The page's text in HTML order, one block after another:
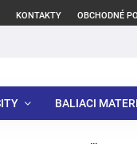
KONTAKTY OBCHODNÉ
BALIACI